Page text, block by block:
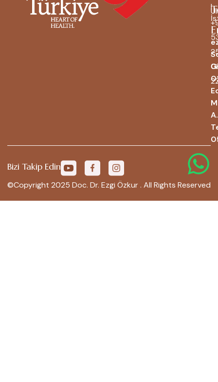
|
A.
©Copyright 2025 Doc. Dr. Ezgi Özkur . All Rights Reserved
Bizi Takip Edin